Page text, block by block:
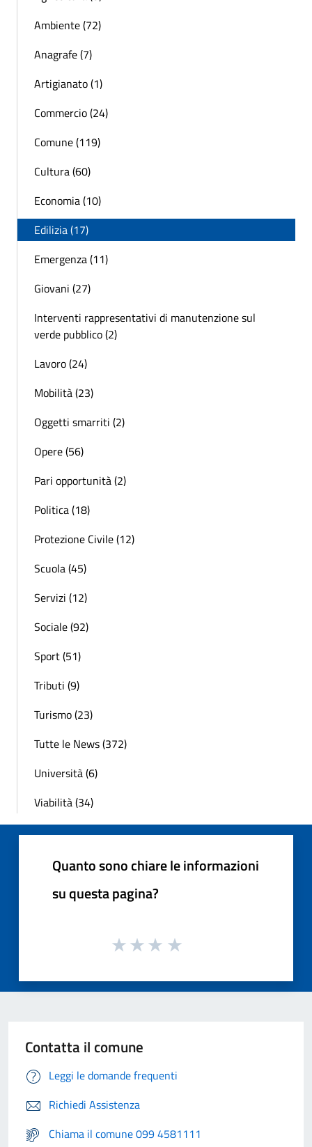
Ambiente (72)
Anagrafe (7)
Artigianato (1)
Commercio (24)
Comune (119)
Cultura (60)
Economia (10)
Edilizia (17)
Emergenza (11)
Giovani (27)
Interventi rappresentativi di manutenzione sul
verde pubblico (2)
Lavoro (24)
Mobilità (23)
Oggetti smarriti (2)
Opere (56)
Pari opportunità (2)
Politica (18)
Protezione Civile (12)
Scuola (45)
Servizi (12)
Sociale (92)
Sport (51)
Tributi (9)
Turismo (23)
Tutte le News (372)
Università (6)
Viabilità (34)
Quanto sono chiare le informazioni
su questa pagina?
Contatta il comune
Leggi le domande frequenti
Richiedi Assistenza
Chiama il comune 099 4581111